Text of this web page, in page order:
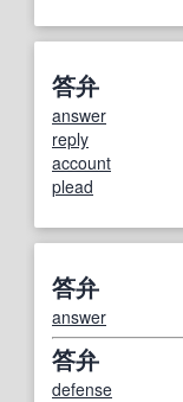
答弁
answer
reply
account
plead
答弁
answer
答弁
defense